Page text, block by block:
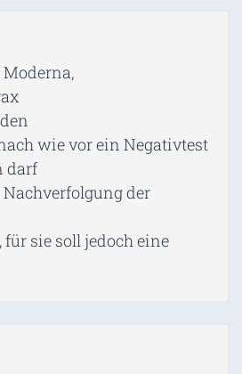
wie vor ein Negativtest
darf
der
sie soll jedoch eine